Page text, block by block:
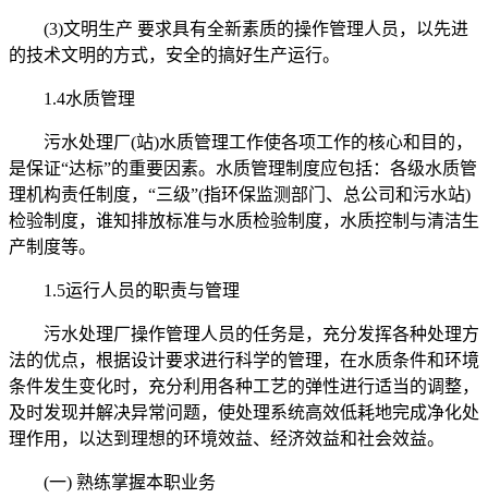
(3)文明生产 要求具有全新素质的操作管理人员，以先进
的技术文明的方式，安全的搞好生产运行。
1.4水质管理
污水处理厂(站)水质管理工作使各项工作的核心和目的，
是保证“达标”的重要因素。水质管理制度应包括：各级水质管
理机构责任制度，“三级”(指环保监测部门、总公司和污水站)
检验制度，谁知排放标准与水质检验制度，水质控制与清洁生
产制度等。
1.5运行人员的职责与管理
污水处理厂操作管理人员的任务是，充分发挥各种处理方
法的优点，根据设计要求进行科学的管理，在水质条件和环境
条件发生变化时，充分利用各种工艺的弹性进行适当的调整，
及时发现并解决异常问题，使处理系统高效低耗地完成净化处
理作用，以达到理想的环境效益、经济效益和社会效益。
(一) 熟练掌握本职业务